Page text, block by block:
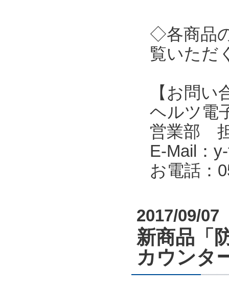
◇各商品
覧いただ
【お問い
ヘルツ電
営業部
E-Mail：
お電話：
2017/09/07
新商品「
カウンタ